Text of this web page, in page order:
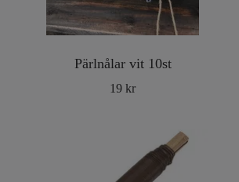
Pärlnålar vit 10st
19 kr